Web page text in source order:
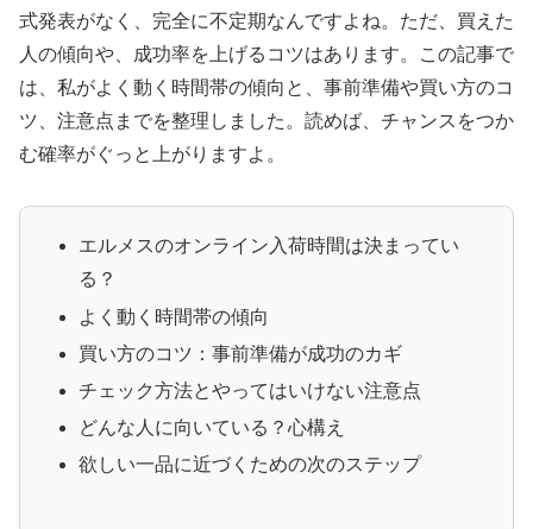
式発表がなく、完全に不定期なんですよね。ただ、買えた
人の傾向や、成功率を上げるコツはあります。この記事で
は、私がよく動く時間帯の傾向と、事前準備や買い方のコ
ツ、注意点までを整理しました。読めば、チャンスをつか
む確率がぐっと上がりますよ。
エルメスのオンライン入荷時間は決まってい
る？
よく動く時間帯の傾向
買い方のコツ：事前準備が成功のカギ
チェック方法とやってはいけない注意点
どんな人に向いている？心構え
欲しい一品に近づくための次のステップ